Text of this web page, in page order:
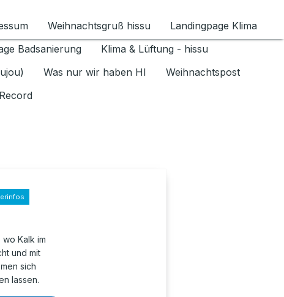
für Datenschutz 1.6.2026 umschalten
Weihnachtsgruß hissu
Landingpage Klima
Badsanierung
Klima & Lüftung - hissu
Was nur wir haben HI
Weihnachtspost
Kalk im
und mit
sich
lassen.